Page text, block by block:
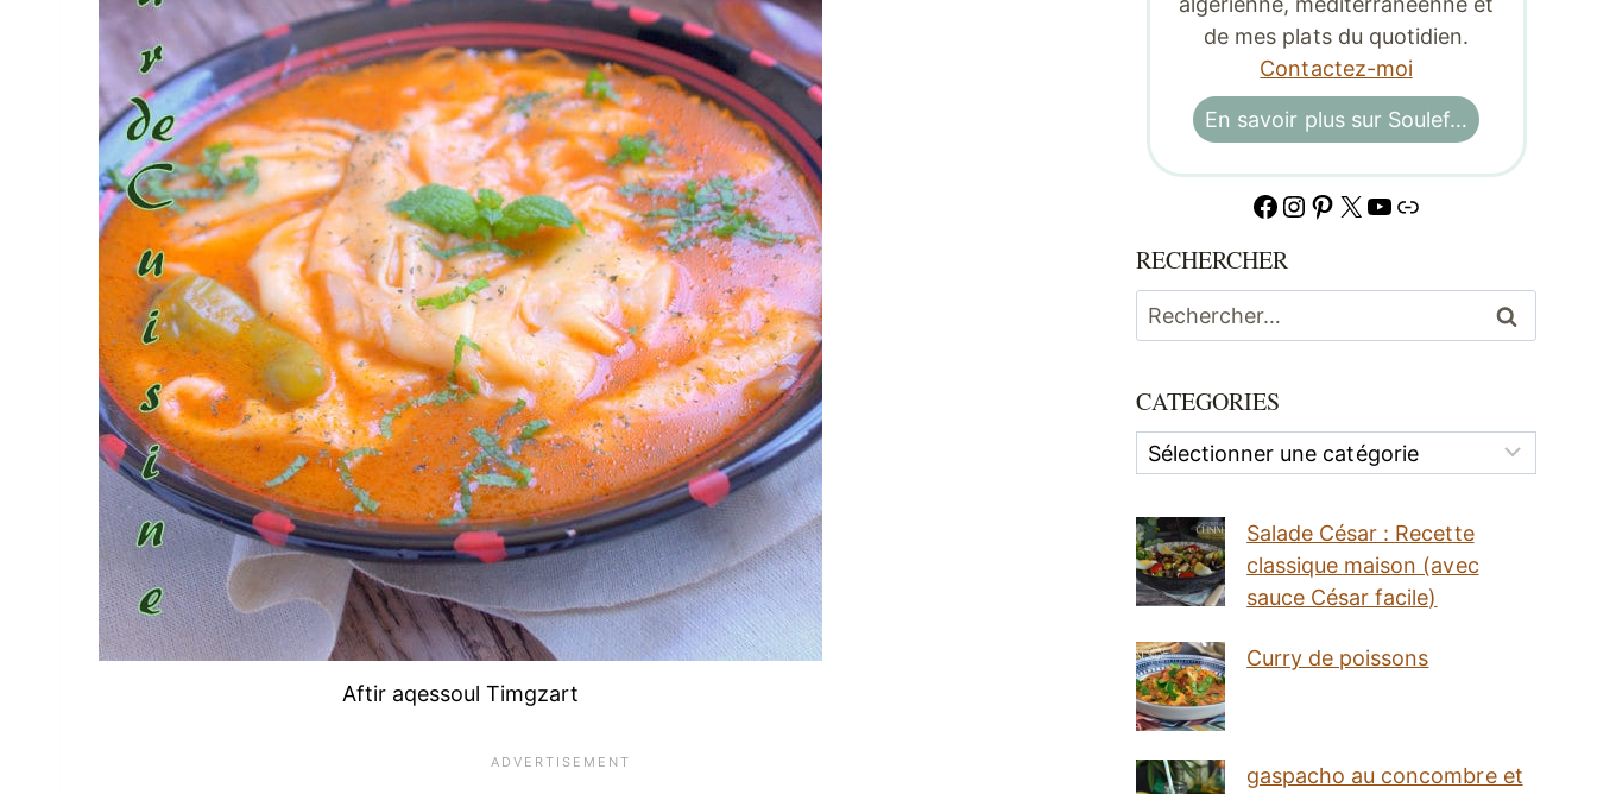
Aftir aqessoul Timgzart
de mes plats du quotidien.
Contactez-moi
En savoir plus sur Soulef…
Facebook
Instagram
Pinterest
X YouTube
Lien
RECHERCHER
Rechercher :
CATEGORIES
Categories
Salade César : Recette
classique maison (avec
sauce César facile)
Curry de poissons
gaspacho au concombre et